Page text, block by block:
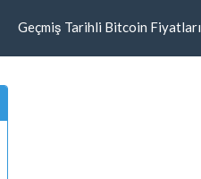
Geçmiş Tarihli Bitcoin Fiyatları